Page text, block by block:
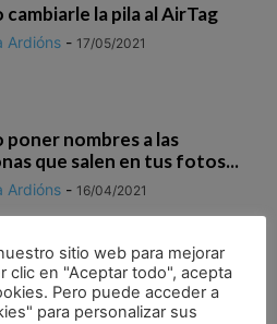
cambiarle la pila al AirTag
Ardións - 17/05/2021
poner nombres a las
que salen en tus fotos...
Ardións - 16/04/2021
crear tu Memoji de la
Ardións - 05/04/2021
sitio web para mejorar
clic en "Aceptar todo", acepta
Pero puede acceder a
para personalizar sus